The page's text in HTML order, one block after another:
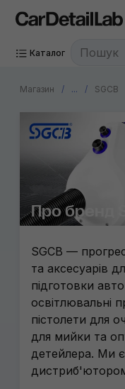
Каталог
Магазин ... SGCB
Про бренд
SGCB —
та аксесуарів
підготовки
освітлювальні
пістолети для
для мийки та
детейлера. Ми
дистриб'ютором